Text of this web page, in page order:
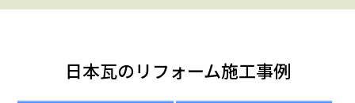
日本瓦のリフォーム施工事例